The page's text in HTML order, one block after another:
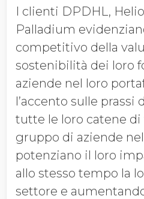
I clienti DPDHL,
Palladium
competitivo della
sostenibilità dei loro
aziende nel loro
l’accento sulle
tutte le loro catene di
gruppo di aziende
potenziano il loro
allo stesso tempo la
settore e